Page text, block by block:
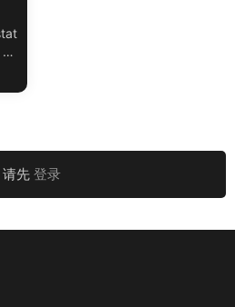
请先 登录